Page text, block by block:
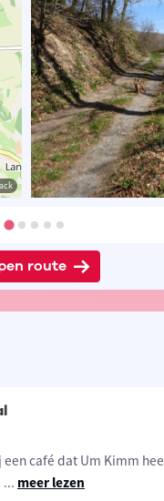
route
& Rita
café dat Um Kimm
... meer lezen